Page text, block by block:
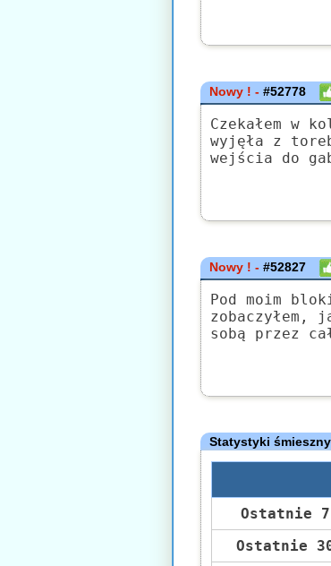
Nowy ! -#52778
Czekałem w
wyjęła z
wejścia do
Nowy ! -#52827
Pod moim
zobaczyłem,
sobą przez
Statystyki
Ostatnie
Ostatnie